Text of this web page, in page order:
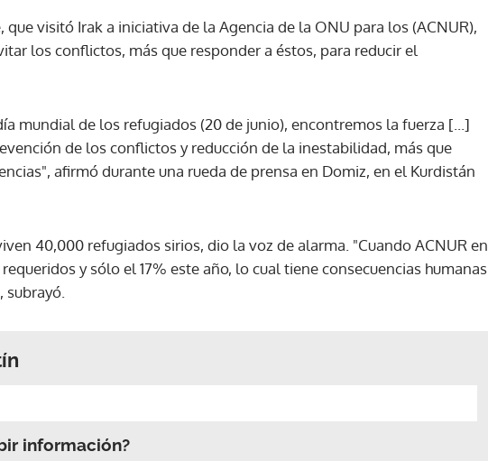
visitó Irak a iniciativa de la Agencia de la ONU para los (ACNUR),
los conflictos, más que responder a éstos, para reducir el
mundial de los refugiados (20 de junio), encontremos la fuerza [...]
de los conflictos y reducción de la inestabilidad, más que
afirmó durante una rueda de prensa en Domiz, en el Kurdistán
40,000 refugiados sirios, dio la voz de alarma. "Cuando ACNUR en
y sólo el 17% este año, lo cual tiene consecuencias humanas
información?